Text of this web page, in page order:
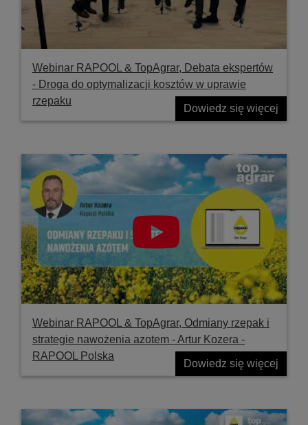
Webinar RAPOOL & TopAgrar, Debata ekspertów
- Droga do optymalizacji kosztów w uprawie
rzepaku
Dowiedz się więcej
Webinar RAPOOL & TopAgrar, Odmiany rzepak i
strategie nawożenia azotem - Artur Kozera -
RAPOOL Polska
Dowiedz się więcej